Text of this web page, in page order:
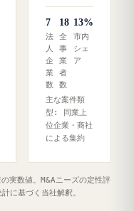
7
法
人
企
業
数
18
全
事
業
者
数
13%
市内
シェ
ア
主な案件類
型: 同業上
位企業・商社
による集約
実数値。M&Aニーズの定性評
に基づく当社解釈。